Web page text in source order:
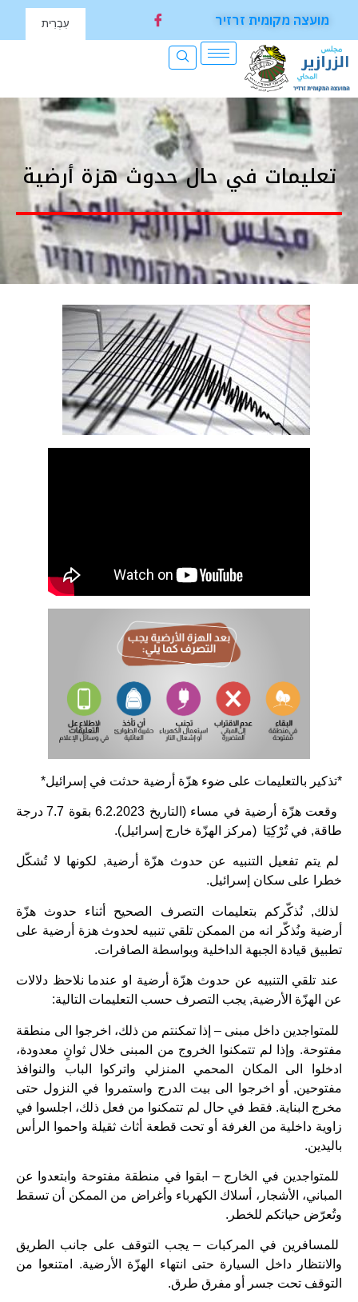
מועצה מקומית זרזיר עִבְרִית
تعليمات في حال حدوث هزة أرضية
*تذكير بالتعليمات على ضوء هزّة أرضية حدثت في إسرائيل*
وقعت هزّة أرضية في مساء (التاريخ 6.2.2023 بقوة 7.7 درجة
طاقة, في تُرْكِيَا (مركز الهزّة خارج إسرائيل).
لم يتم تفعيل التنبيه عن حدوث هزّة أرضية, لكونها لا تُشكّل
خطرا على سكان إسرائيل.
لذلك, نُذكّركم بتعليمات التصرف الصحيح أثناء حدوث هزّة
أرضية ونُذكّر انه من الممكن تلقي تنبيه لحدوث هزة أرضية على
تطبيق قيادة الجبهة الداخلية وبواسطة الصافرات.
عند تلقي التنبيه عن حدوث هزّة أرضية او عندما نلاحظ دلالات
عن الهزّة الأرضية, يجب التصرف حسب التعليمات التالية:
للمتواجدين داخل مبنى – إذا تمكنتم من ذلك، اخرجوا الى منطقة
مفتوحة. وإذا لم تتمكنوا الخروج من المبنى خلال ثوانٍ معدودة،
ادخلوا الى المكان المحمي المنزلي واتركوا الباب والنوافذ
مفتوحين, أو اخرجوا الى بيت الدرج واستمروا في النزول حتى
مخرج البناية. فقط في حال لم تتمكنوا من فعل ذلك، اجلسوا في
زاوية داخلية من الغرفة أو تحت قطعة أثاث ثقيلة واحموا الرأس
باليدين.
للمتواجدين في الخارج – ابقوا في منطقة مفتوحة وابتعدوا عن
المباني، الأشجار، أسلاك الكهرباء وأغراض من الممكن أن تسقط
وتُعرّض حياتكم للخطر.
للمسافرين في المركبات – يجب التوقف على جانب الطريق
والانتظار داخل السيارة حتى انتهاء الهزّة الأرضية. امتنعوا من
التوقف تحت جسر أو مفرق طرق.